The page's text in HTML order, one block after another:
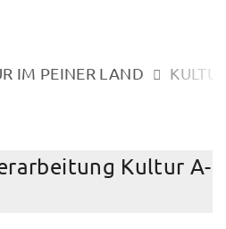
IM PEINER LAND
Kultur A-